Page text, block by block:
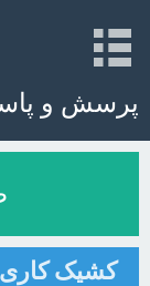
پرسش و
کشیک کاری